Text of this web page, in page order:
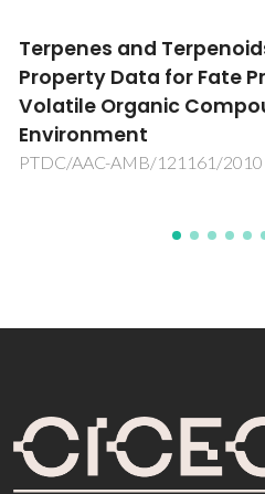
Solar thermochemical
hydrogen based on
H2CORK